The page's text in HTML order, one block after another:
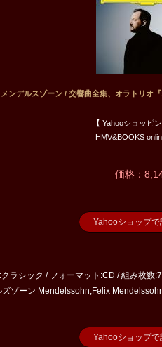
ンデルスゾーン / 交響曲全集、オラトリオ
【 Yahooショッピ
HMV&BOOKS
価格：
Yahooショップで
ラシック / フォーマット:CD / 組み枚
ゾーン Mendelssohn,Felix
Yahooショップで